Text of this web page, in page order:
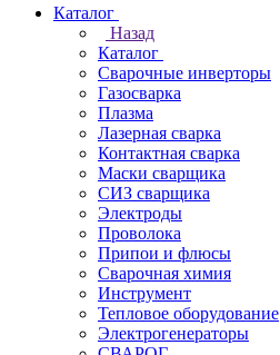
Каталог
Назад
Каталог
Сварочные инверторы
Газосварка
Плазма
Лазерная сварка
Контактная сварка
Маски сварщика
СИЗ сварщика
Электроды
Проволока
Припои и флюсы
Сварочная химия
Инструмент
Тепловое оборудование
Электрогенераторы